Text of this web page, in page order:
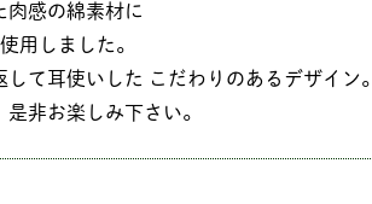
肉感の綿素材に
用しました。
て耳使いした こだわりのあるデザイン。
非お楽しみ下さい。